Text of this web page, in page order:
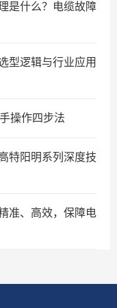
是什么？电缆故障
型逻辑与行业应用
操作四步法
特阳明系列深度技
准、高效，保障电